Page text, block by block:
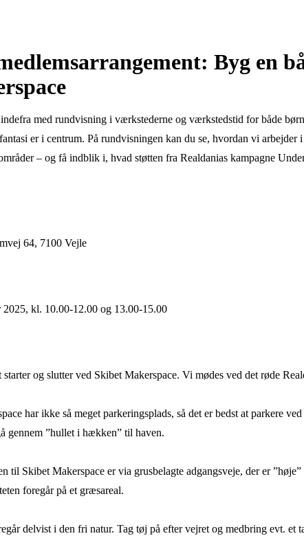
Byg en
med rundvisning i værkstederne og værkstedstid for både
er i centrum. På rundvisningen kan du se, hvordan vi
– og få indblik i, hvad støtten fra Realdanias kampagne
64, 7100 Vejle
2025, kl. 10.00-12.00 og 13.00-15.00
starter og slutter ved Skibet Makerspace. Vi mødes ved det røde
har ikke så meget parkeringsplads, så det er bedst at parkere
gennem ”hullet i hækken” til haven.
til Skibet Makerspace er via grusbelagte adgangsveje, der er
foregår på et græsareal.
delvist i den fri natur. Tag tøj på efter vejret og medbring evt. et